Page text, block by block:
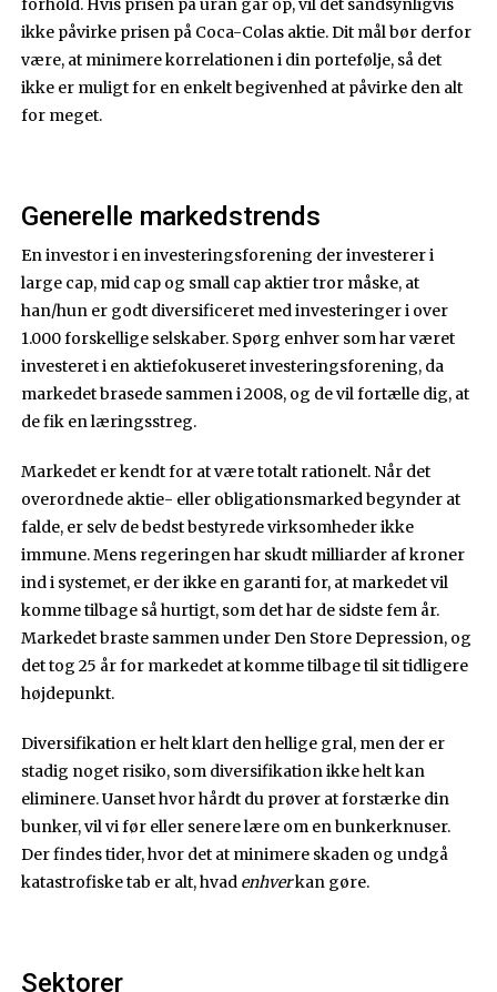
ikke påvirke prisen på Coca-Colas aktie. Dit mål bør derfor
være, at minimere korrelationen i din portefølje, så det
ikke er muligt for en enkelt begivenhed at påvirke den alt
for meget.
Generelle markedstrends
En investor i en investeringsforening der investerer i
large cap, mid cap og small cap aktier tror måske, at
han/hun er godt diversificeret med investeringer i over
1.000 forskellige selskaber. Spørg enhver som har været
investeret i en aktiefokuseret investeringsforening, da
markedet brasede sammen i 2008, og de vil fortælle dig, at
de fik en læringsstreg.
Markedet er kendt for at være totalt rationelt. Når det
overordnede aktie- eller obligationsmarked begynder at
falde, er selv de bedst bestyrede virksomheder ikke
immune. Mens regeringen har skudt milliarder af kroner
ind i systemet, er der ikke en garanti for, at markedet vil
komme tilbage så hurtigt, som det har de sidste fem år.
Markedet braste sammen under Den Store Depression, og
det tog 25 år for markedet at komme tilbage til sit tidligere
højdepunkt.
Diversifikation er helt klart den hellige gral, men der er
stadig noget risiko, som diversifikation ikke helt kan
eliminere. Uanset hvor hårdt du prøver at forstærke din
bunker, vil vi før eller senere lære om en bunkerknuser.
Der findes tider, hvor det at minimere skaden og undgå
katastrofiske tab er alt, hvad enhverkan gøre.
Sektorer